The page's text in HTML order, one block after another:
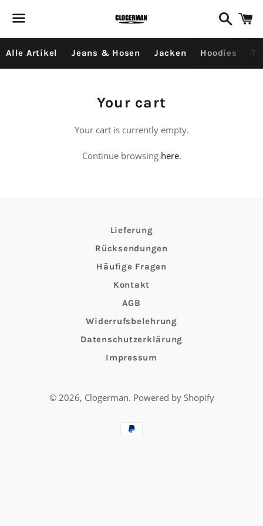
Search
Alle Artikel Jeans & Hosen Jacken Hoodies
Your cart
Your cart is currently empty.
Continue browsing here.
Lieferung
Rücksendungen
Häufige Fragen
Kontakt
AGB
Widerrufsbelehrung
Datenschutzerklärung
Impressum
© 2026, Clogerman. Powered by Shopify
Payment
methods